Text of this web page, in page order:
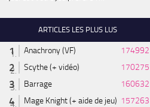
ARTICLES LES PLUS LUS
Anachrony (VF)
174992
Scythe (+ vidéo)
170275
Barrage
160632
Mage Knight (+ aide de jeu) 157263